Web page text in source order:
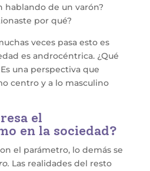
hablando de un varón?
por qué?
veces pasa esto es
es androcéntrica. ¿Qué
una perspectiva que
centro y a lo masculino
el
en la sociedad?
el parámetro, lo demás se
Las realidades del resto